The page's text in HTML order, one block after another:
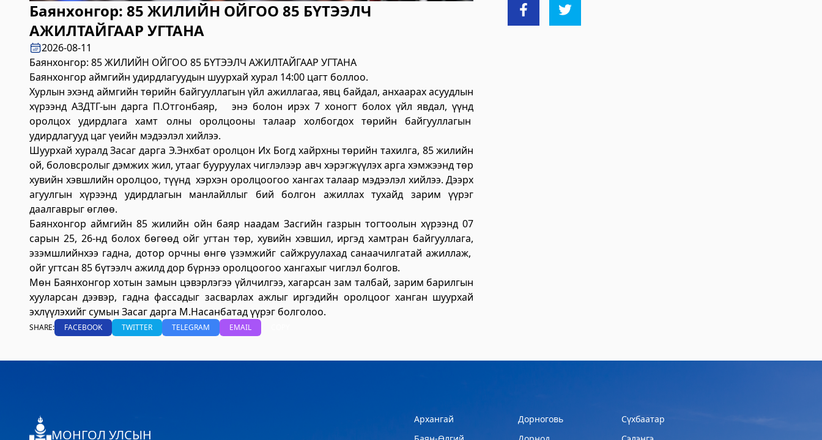
Булган аймгийн Засаг Даргын Тамгын газар
2023-06-06 14:41:13
Дэлгэрэнгүй
Дорноговь аймаг дахь Төрийн цахим үйлчилгээний "ХУРДАН" төв
2023-06-06 13:37:31
Дэлгэрэнгүй
Говьсүмбэр аймаг дахь Төрийн цахим үйлчилгээний хэлтэс
2023-06-05 22:55:03
Дэлгэрэнгүй
Хөдөлмөр, халамжийн үйлчилгээний газар
2023-06-06 06:47:28
Дэлгэрэнгүй
Улсын бүртгэлийн хэлтэс
2023-06-06 06:41:23
Дэлгэрэнгүй
Цагдаагийн газар
2023-06-06 06:38:02
Сод Эрдэм Сургууль-Sod Erdem School
Баянхонгор: 85 ЖИЛИЙН ОЙГОО 85 БҮТЭЭЛЧ
АЖИЛТАЙГААР УГТАНА
2026-08-11
Баянхонгор: 85 ЖИЛИЙН ОЙГОО 85 БҮТЭЭЛЧ АЖИЛТАЙГААР УГТАНА
Баянхонгор аймгийн удирдлагуудын шуурхай хурал 14:00 цагт боллоо.
Хурлын эхэнд аймгийн төрийн байгууллагын үйл ажиллагаа, явц байдал, анхаарах асуудлын
хүрээнд АЗДТГ-ын дарга П.Отгонбаяр, энэ болон ирэх 7 хоногт болох үйл явдал, үүнд
оролцох удирдлага хамт олны оролцооны талаар холбогдох төрийн байгууллагын
удирдлагууд цаг үеийн мэдээлэл хийлээ.
Шуурхай хуралд Засаг дарга Э.Энхбат оролцон Их Богд хайрхны төрийн тахилга, 85 жилийн
ой, боловсролыг дэмжих жил, утааг бууруулах чиглэлээр авч хэрэгжүүлэх арга хэмжээнд төр
хувийн хэвшлийн оролцоо, түүнд хэрхэн оролцоогоо хангах талаар мэдээлэл хийлээ. Дээрх
агуулгын хүрээнд удирдлагын манлайллыг бий болгон ажиллах тухайд зарим үүрэг
даалгаврыг өглөө.
Баянхонгор аймгийн 85 жилийн ойн баяр наадам Засгийн газрын тогтоолын хүрээнд 07
сарын 25, 26-нд болох бөгөөд ойг угтан төр, хувийн хэвшил, иргэд хамтран байгууллага,
эзэмшлийнхээ гадна, дотор орчны өнгө үзэмжийг сайжруулахад санаачилгатай ажиллаж,
ойг угтсан 85 бүтээлч ажилд дор бүрнээ оролцоогоо хангахыг чиглэл болгов.
Мөн Баянхонгор хотын замын цэвэрлэгээ үйлчилгээ, хагарсан зам талбай, зарим барилгын
хууларсан дээвэр, гадна фассадыг засварлах ажлыг иргэдийн оролцоог ханган шуурхай
эхлүүлэхийг сумын Засаг дарга М.Насанбатад үүрэг болголоо.
SHARE: FACEBOOK TWITTER TELEGRAM EMAIL
МОНГОЛ УЛСЫН
Архангай
Дорноговь
Сүхбаатар